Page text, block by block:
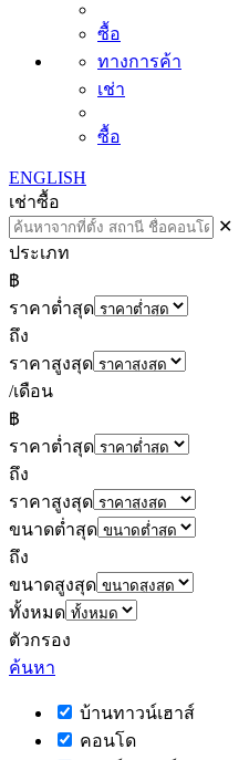
ซื้อ
ทางการค้า
เช่า
ซื้อ
ENGLISH
เช่าซื้อ
✕
ประเภท
฿
ราคาต่ำสุด
ถึง
ราคาสูงสุด
/เดือน
฿
ราคาต่ำสุด
ถึง
ราคาสูงสุด
ขนาดต่ำสุด
ถึง
ขนาดสูงสุด
ทั้งหมด
ตัวกรอง
ค้นหา
บ้านทาวน์เฮาส์
คอนโด